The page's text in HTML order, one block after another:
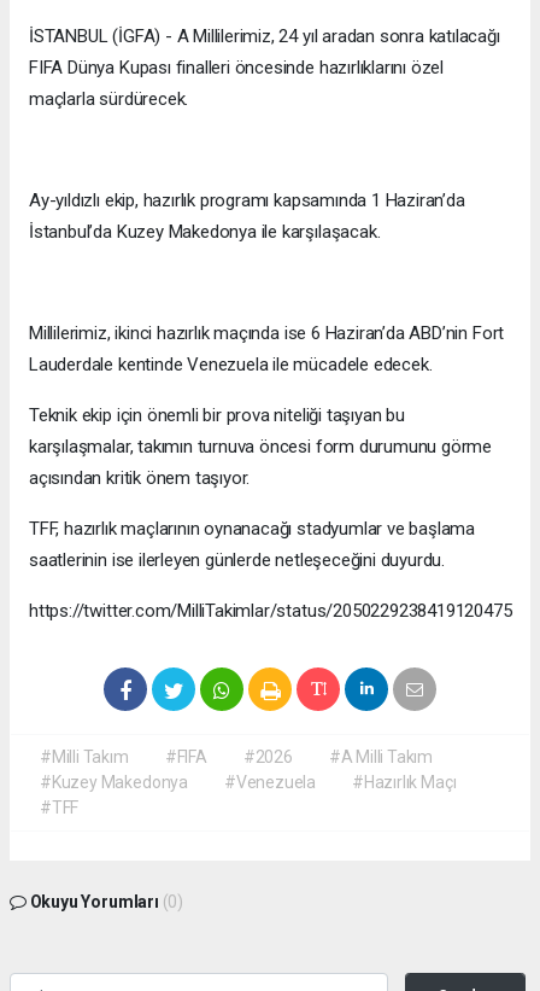
İSTANBUL (İGFA) - A Millilerimiz, 24 yıl aradan sonra katılacağı
FIFA Dünya Kupası finalleri öncesinde hazırlıklarını özel
maçlarla sürdürecek.
Ay-yıldızlı ekip, hazırlık programı kapsamında 1 Haziran’da
İstanbul’da Kuzey Makedonya ile karşılaşacak.
Millilerimiz, ikinci hazırlık maçında ise 6 Haziran’da ABD’nin Fort
Lauderdale kentinde Venezuela ile mücadele edecek.
Teknik ekip için önemli bir prova niteliği taşıyan bu
karşılaşmalar, takımın turnuva öncesi form durumunu görme
açısından kritik önem taşıyor.
TFF, hazırlık maçlarının oynanacağı stadyumlar ve başlama
saatlerinin ise ilerleyen günlerde netleşeceğini duyurdu.
https://twitter.com/MilliTakimlar/status/2050229238419120475
#Milli Takım #FIFA #2026
#A Milli Takım
#Kuzey Makedonya
#Venezuela
#Hazırlık Maçı
#TFF
Okuyu Yorumları (0)